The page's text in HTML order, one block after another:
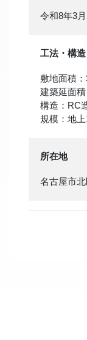
令和8年3
工法・構
敷地面積
建築延面
構造：RC
規模：地
所在地
名古屋市北